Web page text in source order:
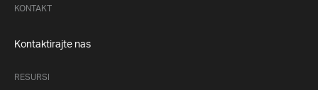
KONTAKT
Kontaktirajte nas
RESURSI